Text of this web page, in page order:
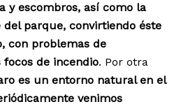
y escombros, así como la
parque, convirtiendo éste
con problemas de
de incendio. Por otra
es un entorno natural en el
venimos